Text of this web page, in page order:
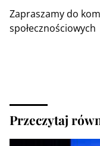
Zapraszamy do
społecznościowych
Przeczytaj